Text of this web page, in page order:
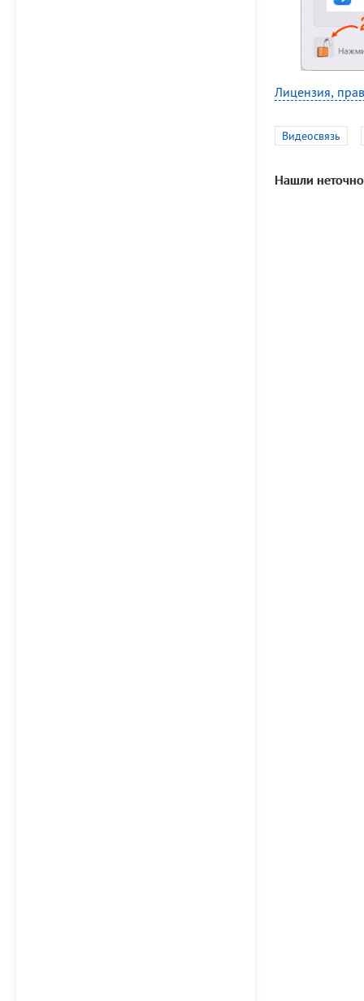
Лицензия,
Видеосвязь
Нашли